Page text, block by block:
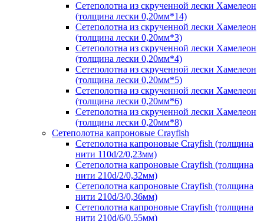
Сетеполотна из скрученной лески Хамелеон
(толщина лески 0,20мм*14)
Сетеполотна из скрученной лески Хамелеон
(толщина лески 0,20мм*3)
Сетеполотна из скрученной лески Хамелеон
(толщина лески 0,20мм*4)
Сетеполотна из скрученной лески Хамелеон
(толщина лески 0,20мм*5)
Сетеполотна из скрученной лески Хамелеон
(толщина лески 0,20мм*6)
Сетеполотна из скрученной лески Хамелеон
(толщина лески 0,20мм*8)
Сетеполотна капроновые Crayfish
Сетеполотна капроновые Crayfish (толщина
нити 110d/2/0,23мм)
Сетеполотна капроновые Crayfish (толщина
нити 210d/2/0,32мм)
Сетеполотна капроновые Crayfish (толщина
нити 210d/3/0,36мм)
Сетеполотна капроновые Crayfish (толщина
нити 210d/6/0,55мм)